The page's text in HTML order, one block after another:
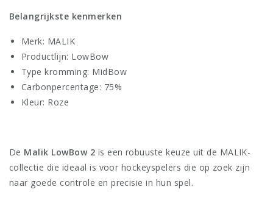
Belangrijkste kenmerken
Merk: MALIK
Productlijn: LowBow
Type kromming: MidBow
Carbonpercentage: 75%
Kleur: Roze
De Malik LowBow 2 is een robuuste keuze uit de MALIK-
collectie die ideaal is voor hockeyspelers die op zoek zijn
naar goede controle en precisie in hun spel.